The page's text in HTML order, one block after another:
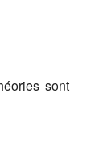
sont